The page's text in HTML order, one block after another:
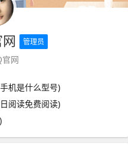
管理员
网
机是什么型号)
阅读免费阅读)